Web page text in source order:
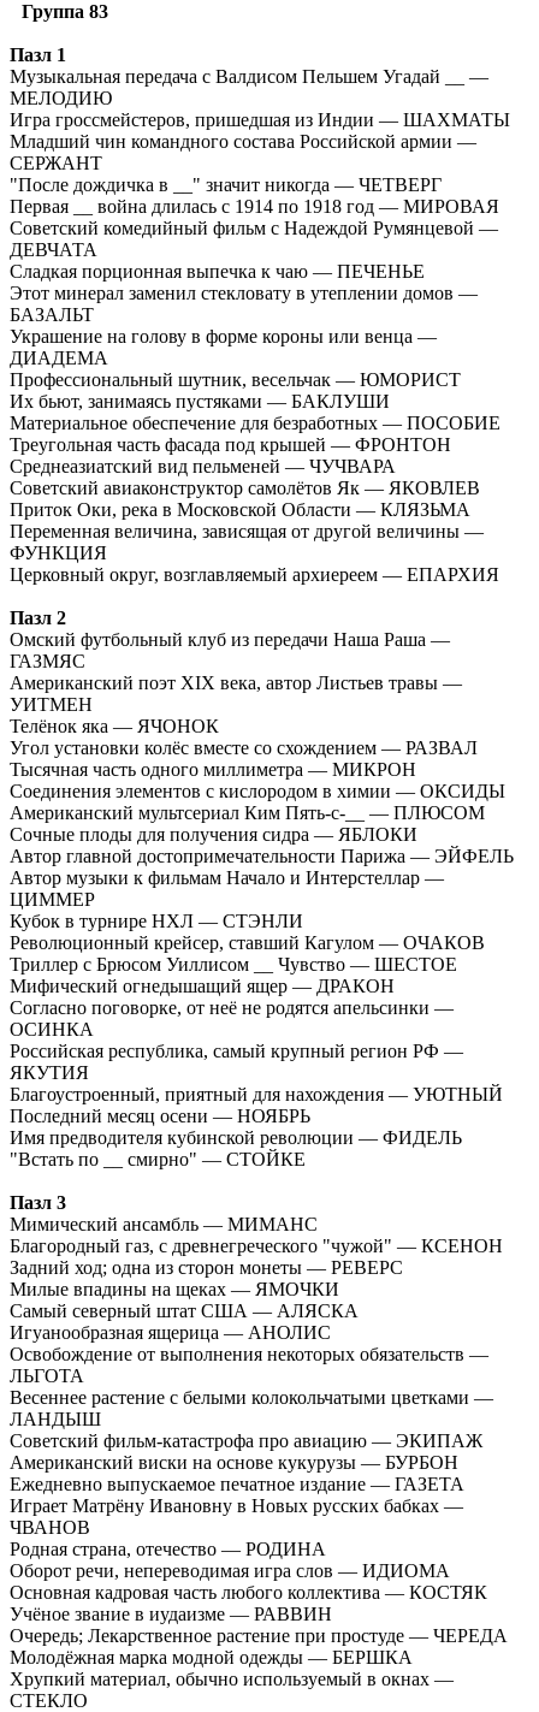
Группа 83
Пазл 1
Музыкальная передача с Валдисом Пельшем Угадай __ —
МЕЛОДИЮ
Игра гроссмейстеров, пришедшая из Индии — ШАХМАТЫ
Младший чин командного состава Российской армии —
СЕРЖАНТ
"После дождичка в __" значит никогда — ЧЕТВЕРГ
Первая __ война длилась с 1914 по 1918 год — МИРОВАЯ
Советский комедийный фильм с Надеждой Румянцевой —
ДЕВЧАТА
Сладкая порционная выпечка к чаю — ПЕЧЕНЬЕ
Этот минерал заменил стекловату в утеплении домов —
БАЗАЛЬТ
Украшение на голову в форме короны или венца —
ДИАДЕМА
Профессиональный шутник, весельчак — ЮМОРИСТ
Их бьют, занимаясь пустяками — БАКЛУШИ
Материальное обеспечение для безработных — ПОСОБИЕ
Треугольная часть фасада под крышей — ФРОНТОН
Среднеазиатский вид пельменей — ЧУЧВАРА
Советский авиаконструктор самолётов Як — ЯКОВЛЕВ
Приток Оки, река в Московской Области — КЛЯЗЬМА
Переменная величина, зависящая от другой величины —
ФУНКЦИЯ
Церковный округ, возглавляемый архиереем — ЕПАРХИЯ
Пазл 2
Омский футбольный клуб из передачи Наша Раша —
ГАЗМЯС
Американский поэт XIX века, автор Листьев травы —
УИТМЕН
Телёнок яка — ЯЧОНОК
Угол установки колёс вместе со схождением — РАЗВАЛ
Тысячная часть одного миллиметра — МИКРОН
Соединения элементов с кислородом в химии — ОКСИДЫ
Американский мультсериал Ким Пять-с-__ — ПЛЮСОМ
Сочные плоды для получения сидра — ЯБЛОКИ
Автор главной достопримечательности Парижа — ЭЙФЕЛЬ
Автор музыки к фильмам Начало и Интерстеллар —
ЦИММЕР
Кубок в турнире НХЛ — СТЭНЛИ
Революционный крейсер, ставший Кагулом — ОЧАКОВ
Триллер с Брюсом Уиллисом __ Чувство — ШЕСТОЕ
Мифический огнедышащий ящер — ДРАКОН
Согласно поговорке, от неё не родятся апельсинки —
ОСИНКА
Российская республика, самый крупный регион РФ —
ЯКУТИЯ
Благоустроенный, приятный для нахождения — УЮТНЫЙ
Последний месяц осени — НОЯБРЬ
Имя предводителя кубинской революции — ФИДЕЛЬ
"Встать по __ смирно" — СТОЙКЕ
Пазл 3
Мимический ансамбль — МИМАНС
Благородный газ, с древнегреческого "чужой" — КСЕНОН
Задний ход; одна из сторон монеты — РЕВЕРС
Милые впадины на щеках — ЯМОЧКИ
Самый северный штат США — АЛЯСКА
Игуанообразная ящерица — АНОЛИС
Освобождение от выполнения некоторых обязательств —
ЛЬГОТА
Весеннее растение с белыми колокольчатыми цветками —
ЛАНДЫШ
Советский фильм-катастрофа про авиацию — ЭКИПАЖ
Американский виски на основе кукурузы — БУРБОН
Ежедневно выпускаемое печатное издание — ГАЗЕТА
Играет Матрёну Ивановну в Новых русских бабках —
ЧВАНОВ
Родная страна, отечество — РОДИНА
Оборот речи, непереводимая игра слов — ИДИОМА
Основная кадровая часть любого коллектива — КОСТЯК
Учёное звание в иудаизме — РАВВИН
Очередь; Лекарственное растение при простуде — ЧЕРЕДА
Молодёжная марка модной одежды — БЕРШКА
Хрупкий материал, обычно используемый в окнах —
СТЕКЛО